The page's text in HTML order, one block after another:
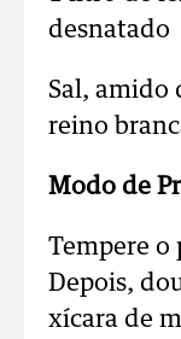
desnatado
Sal, amido
reino
Modo de
Tempere o
Depois,
xícara de